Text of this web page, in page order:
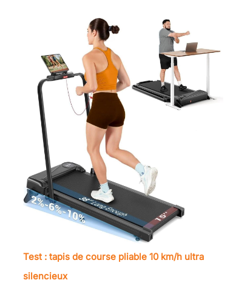
Test : tapis de course pliable 10 km/h ultra
silencieux